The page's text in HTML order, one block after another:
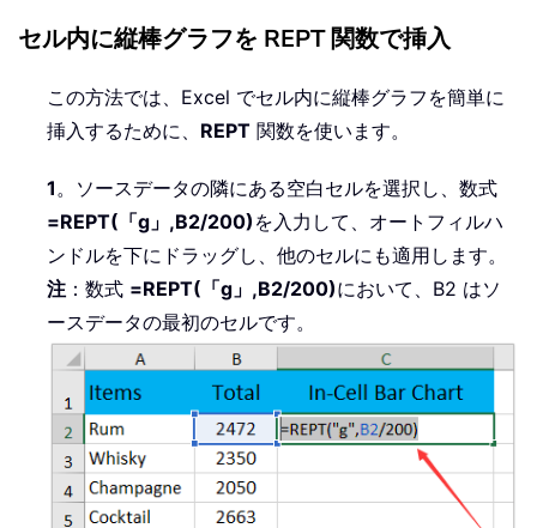
セル内に縦棒グラフを REPT 関数で挿入
この方法では、Excel でセル内に縦棒グラフを簡単に
挿入するために、 REPT 関数を使います。
1。ソースデータの隣にある空白セルを選択し、数式
=REPT(「g」,B2/200) を入力して、オートフィルハ
ンドルを下にドラッグし、他のセルにも適用します。
注 ：数式 =REPT(「g」,B2/200)において、B2 はソ
ースデータの最初のセルです。